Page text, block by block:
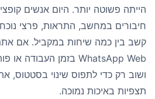
הייתה פשוטה יותר. היום אנשים
חיבורים במחשב, התראות, פרצי
קשב בין כמה שיחות במקביל. אם
ושוב רק כדי לתפוס שינוי
תצפיות באיכות נמוכה.